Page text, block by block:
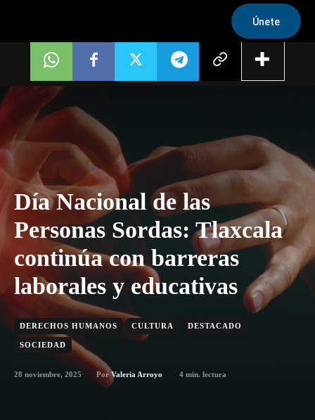
Únete
Día Nacional de las
Personas Sordas: Tlaxcala
continúa con barreras
laborales y educativas
DERECHOS HUMANOS CULTURA DESTACADO
SOCIEDAD
28 noviembre, 2025 Por Valeria Arroyo 4 min. lectura